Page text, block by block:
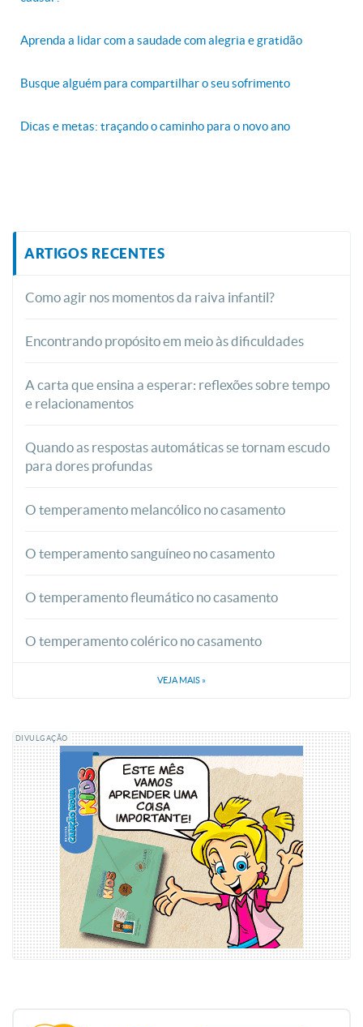
Aprenda a lidar com a saudade com alegria e gratidão
Busque alguém para compartilhar o seu sofrimento
Dicas e metas: traçando o caminho para o novo ano
ARTIGOS RECENTES
Como agir nos momentos da raiva infantil?
Encontrando propósito em meio às dificuldades
A carta que ensina a esperar: reflexões sobre tempo
e relacionamentos
Quando as respostas automáticas se tornam escudo
para dores profundas
O temperamento melancólico no casamento
O temperamento sanguíneo no casamento
O temperamento fleumático no casamento
O temperamento colérico no casamento
VEJA MAIS »
DIVULGAÇÃO